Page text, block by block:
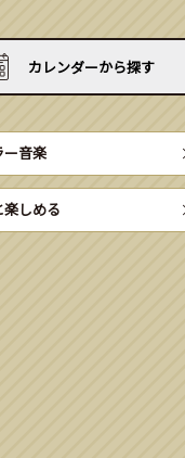
カレンダーから探す
ー音楽
しめる